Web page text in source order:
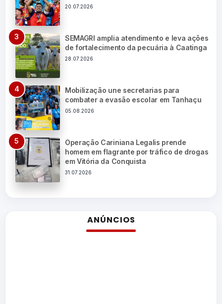
20.07.2026
SEMAGRI amplia atendimento e leva ações
de fortalecimento da pecuária à Caatinga
28.07.2026
Mobilização une secretarias para
combater a evasão escolar em Tanhaçu
05.08.2026
Operação Cariniana Legalis prende
homem em flagrante por tráfico de drogas
em Vitória da Conquista
31.07.2026
ANÚNCIOS